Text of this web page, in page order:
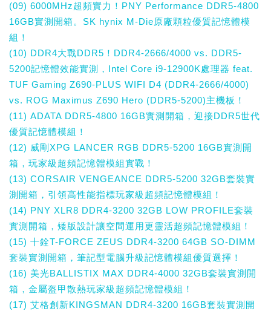
(09) 6000MHz超頻實力！PNY Performance DDR5-4800
16GB實測開箱。SK hynix M-Die原廠顆粒優質記憶體模
組！
(10) DDR4大戰DDR5！DDR4-2666/4000 vs. DDR5-
5200記憶體效能實測，Intel Core i9-12900K處理器 feat.
TUF Gaming Z690-PLUS WIFI D4 (DDR4-2666/4000)
vs. ROG Maximus Z690 Hero (DDR5-5200)主機板！
(11) ADATA DDR5-4800 16GB實測開箱，迎接DDR5世代
優質記憶體模組！
(12) 威剛XPG LANCER RGB DDR5-5200 16GB實測開
箱，玩家級超頻記憶體模組實戰！
(13) CORSAIR VENGEANCE DDR5-5200 32GB套裝實
測開箱，引領高性能指標玩家級超頻記憶體模組！
(14) PNY XLR8 DDR4-3200 32GB LOW PROFILE套裝
實測開箱，矮版設計讓空間運用更靈活超頻記憶體模組！
(15) 十銓T-FORCE ZEUS DDR4-3200 64GB SO-DIMM
套裝實測開箱，筆記型電腦升級記憶體模組優質選擇！
(16) 美光BALLISTIX MAX DDR4-4000 32GB套裝實測開
箱，金屬盔甲散熱玩家級超頻記憶體模組！
(17) 艾格創新KINGSMAN DDR4-3200 16GB套裝實測開